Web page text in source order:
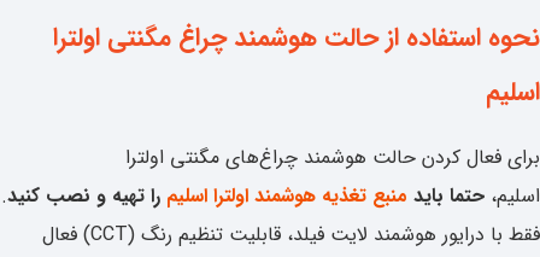
نحوه استفاده از حالت هوشمند چراغ مگنتی اولترا
اسلیم
برای فعال کردن حالت هوشمند چراغ‌های مگنتی اولترا
اسلیم، حتما باید منبع تغذیه هوشمند اولترا اسلیم را تهیه و نصب کنید.
فقط با درایور هوشمند لایت فیلد، قابلیت تنظیم رنگ (CCT) فعال